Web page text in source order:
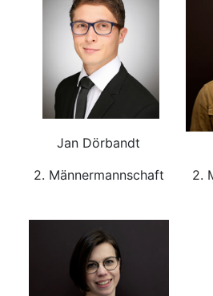
Jan Dörbandt
2. Männermannschaft
2.